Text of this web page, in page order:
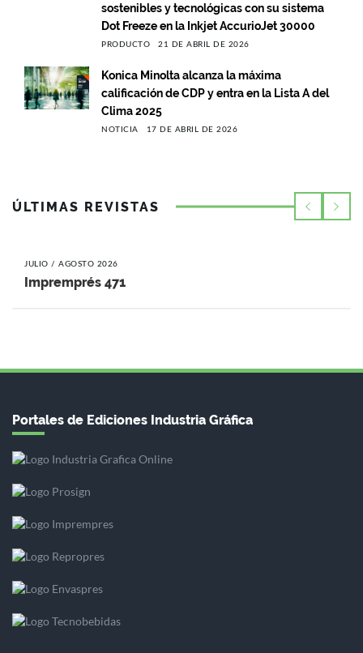
sostenibles y tecnológicas con su sistema
Dot Freeze en la Inkjet AccurioJet 30000
PRODUCTO 21 DE ABRIL DE 2026
Konica Minolta alcanza la máxima
calificación de CDP y entra en la Lista A del
Clima 2025
NOTICIA 17 DE ABRIL DE 2026
ÚLTIMAS REVISTAS
JULIO / AGOSTO 2026
Impremprés 471
Portales de Ediciones Industria Gráfica